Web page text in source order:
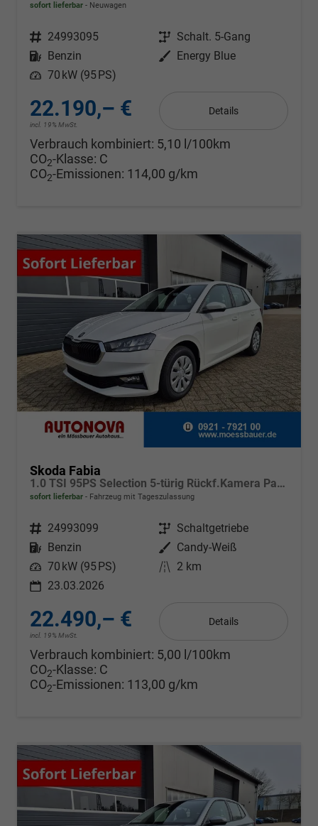
sofort lieferbar Neuwagen
Fahrzeugnr. 24993095 Getriebe Schalt. 5-Gang
Kraftstoff
Benzin Außenfarbe
Energy Blue
Leistung 70 kW (95 PS)
22.190,– €
incl. 19% MwSt.
Details
Verbrauch kombiniert: 5,10 l/100km
CO2-Klasse: C
CO2-Emissionen: 114,00 g/km
Skoda Fabia
1.0 TSI 95PS Selection 5-türig Rückf.Kamera Parksensoren Sitzheizung Multifunktionslenkrad Klima Skoda-Radio Bluetooth Touchscreen Tempomat Nebelsch. Apple CarPlay + Android Auto
sofort lieferbar Fahrzeug mit Tageszulassung
Fahrzeugnr. 24993099 Getriebe Schaltgetriebe
Kraftstoff
Benzin Außenfarbe Candy-Weiß
Leistung 70 kW (95 PS) Kilometerstand 2 km
23.03.2026
22.490,– €
incl. 19% MwSt.
Details
Verbrauch kombiniert: 5,00 l/100km
CO2-Klasse: C
CO2-Emissionen: 113,00 g/km